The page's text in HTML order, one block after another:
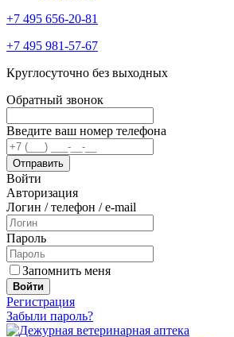
+7 495 656-20-81
+7 495 981-57-67
Круглосуточно без выходных
Обратный звонок
Введите ваш номер телефона
Войти
Авторизация
Логин / телефон / e-mail
Пароль
Запомнить меня
Войти
Регистрация
Забыли пароль?